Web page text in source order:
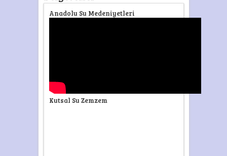
Anadolu Su Medeniyetleri
Kutsal Su Zemzem